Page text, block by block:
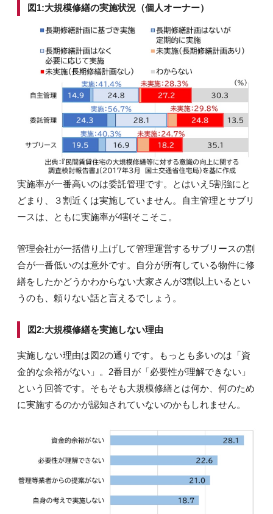
図1:大規模修繕の実施状況（個人オーナー）
実施率が一番高いのは委託管理です。とはいえ5割強にと
どまり、３割近くは実施していません。自主管理とサブリ
ースは、ともに実施率が4割そこそこ。
管理会社が一括借り上げして管理運営するサブリースの割
合が一番低いのは意外です。自分が所有している物件に修
繕をしたかどうかわからない大家さんが3割以上いるとい
うのも、頼りない話と言えるでしょう。
図2:大規模修繕を実施しない理由
実施しない理由は図2の通りです。もっとも多いのは「資
金的な余裕がない」。2番目が「必要性が理解できない」
という回答です。そもそも大規模修繕とは何か、何のため
に実施するのかが認知されていないのかもしれません。